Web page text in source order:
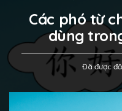
Các phó từ
dùng
Đã được